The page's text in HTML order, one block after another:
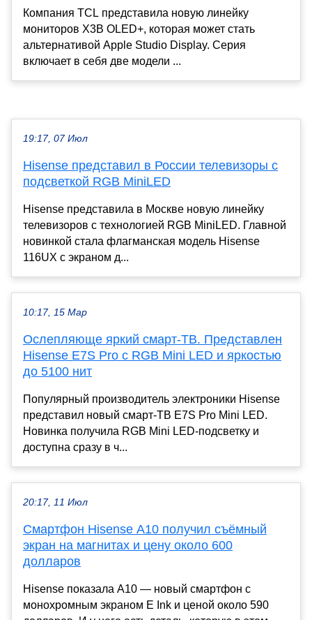
Компания TCL представила новую линейку
мониторов X3B OLED+, которая может стать
альтернативой Apple Studio Display. Серия
включает в себя две модели ...
19:17, 07 Июл
Hisense представил в России телевизоры с
подсветкой RGB MiniLED
Hisense представила в Москве новую линейку
телевизоров с технологией RGB MiniLED. Главной
новинкой стала флагманская модель Hisense
116UX с экраном д...
10:17, 15 Мар
Ослепляюще яркий смарт-ТВ. Представлен
Hisense E7S Pro с RGB Mini LED и яркостью
до 5100 нит
Популярный производитель электроники Hisense
представил новый смарт-ТВ E7S Pro Mini LED.
Новинка получила RGB Mini LED-подсветку и
доступна сразу в ч...
20:17, 11 Июл
Смартфон Hisense A10 получил съёмный
экран на магнитах и цену около 600
долларов
Hisense показала A10 — новый смартфон с
монохромным экраном E Ink и ценой около 590